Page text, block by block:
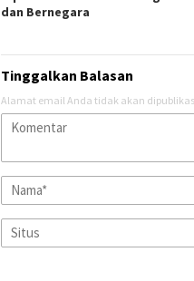
dan Bernegara
Tinggalkan Balasan
Alamat email Anda tidak akan